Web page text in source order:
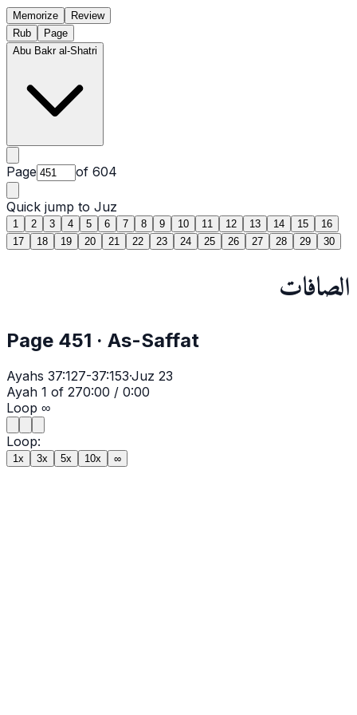
Memorize
Review
Rub
Page
Abu Bakr al-Shatri
Page of 604
Quick jump to Juz
1 2 3 4 5 6 7 8 9 10 11 12 13 14 15
16
17
18 19 20 21 22 23 24 25 26 27 28 29 30
الصافات
Page 451 · As-Saffat
Ayahs 37:127-37:153·Juz 23
Ayah 1 of 270:00 / 0:00
Loop ∞
Loop:
1x 3x 5x 10x ∞